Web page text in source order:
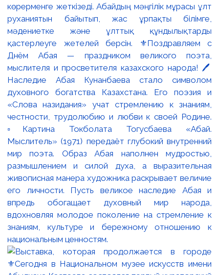
көрерменге жеткізеді. Абайдың мәңгілік мұрасы ұлт
руханиятын байытып, жас ұрпақты білімге,
мәдениетке және ұлттық құндылықтарды
қастерлеуге жетелей берсін. ⚜️Поздравляем с
Днём Абая — праздником великого поэта,
мыслителя и просветителя казахского народа! 🖊️
Наследие Абая Кунанбаева стало символом
духовного богатства Казахстана. Его поэзия и
«Слова назидания» учат стремлению к знаниям,
честности, трудолюбию и любви к своей Родине.
▫️Картина Токболата Тогусбаева «Абай.
Мыслитель» (1971) передаёт глубокий внутренний
мир поэта. Образ Абая наполнен мудростью,
размышлением и силой духа, а выразительная
живописная манера художника раскрывает величие
его личности. Пусть великое наследие Абая и
впредь обогащает духовный мир народа,
вдохновляя молодое поколение на стремление к
знаниям, культуре и бережному отношению к
национальным ценностям.